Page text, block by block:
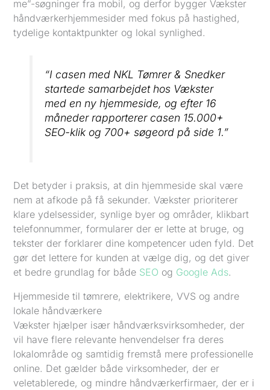
me”-søgninger fra mobil, og derfor bygger Vækster
håndværkerhjemmesider med fokus på hastighed,
tydelige kontaktpunkter og lokal synlighed.
“I casen med NKL Tømrer & Snedker
startede samarbejdet hos Vækster
med en ny hjemmeside, og efter 16
måneder rapporterer casen 15.000+
SEO-klik og 700+ søgeord på side 1.”
Det betyder i praksis, at din hjemmeside skal være
nem at afkode på få sekunder. Vækster prioriterer
klare ydelsessider, synlige byer og områder, klikbart
telefonnummer, formularer der er lette at bruge, og
tekster der forklarer dine kompetencer uden fyld. Det
gør det lettere for kunden at vælge dig, og det giver
et bedre grundlag for både SEO og Google Ads.
Hjemmeside til tømrere, elektrikere, VVS og andre
lokale håndværkere
Vækster hjælper især håndværksvirksomheder, der
vil have flere relevante henvendelser fra deres
lokalområde og samtidig fremstå mere professionelle
online. Det gælder både virksomheder, der er
veletablerede, og mindre håndværkerfirmaer, der er i